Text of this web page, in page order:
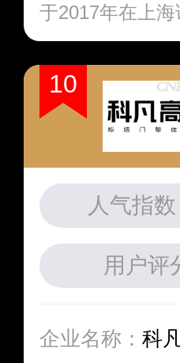
于2017年在上海
10
人气指数
用户评
企业名称： 科